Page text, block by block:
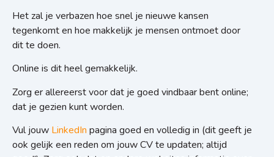
Het zal je verbazen hoe snel je nieuwe kansen
tegenkomt en hoe makkelijk je mensen ontmoet door
dit te doen.
Online is dit heel gemakkelijk.
Zorg er allereerst voor dat je goed vindbaar bent online;
dat je gezien kunt worden.
Vul jouw LinkedIn pagina goed en volledig in (dit geeft je
ook gelijk een reden om jouw CV te updaten; altijd